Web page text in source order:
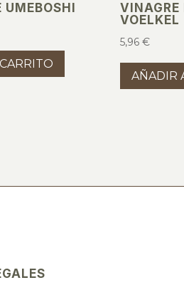
VOELKEL
5,96€
AÑADIR